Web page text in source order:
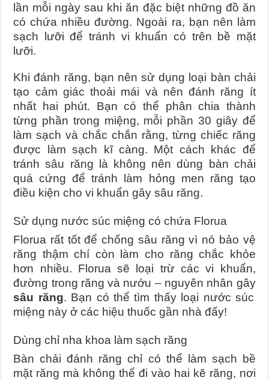
lần mỗi ngày sau khi ăn đặc biệt những đồ ăn
có chứa nhiều đường. Ngoài ra, bạn nên làm
sạch lưỡi để tránh vi khuẩn có trên bề mặt
lưỡi.
Khi đánh răng, bạn nên sử dụng loại bàn chải
tạo cảm giác thoải mái và nên đánh răng ít
nhất hai phút. Bạn có thể phân chia thành
từng phần trong miệng, mỗi phần 30 giây để
làm sạch và chắc chắn rằng, từng chiếc răng
được làm sạch kĩ càng. Một cách khác để
tránh sâu răng là không nên dùng bàn chải
quá cứng để tránh làm hỏng men răng tạo
điều kiện cho vi khuẩn gây sâu răng.
Sử dụng nước súc miệng có chứa Florua
Florua rất tốt để chống sâu răng vì nó bảo vệ
răng thậm chí còn làm cho răng chắc khỏe
hơn nhiều. Florua sẽ loại trừ các vi khuẩn,
đường trong răng và nướu – nguyên nhân gây
sâu răng. Bạn có thể tìm thấy loại nước súc
miệng này ở các hiệu thuốc gần nhà đấy!
Dùng chỉ nha khoa làm sạch răng
Bàn chải đánh răng chỉ có thể làm sạch bề
mặt răng mà không thể đi vào hai kẽ răng, nơi